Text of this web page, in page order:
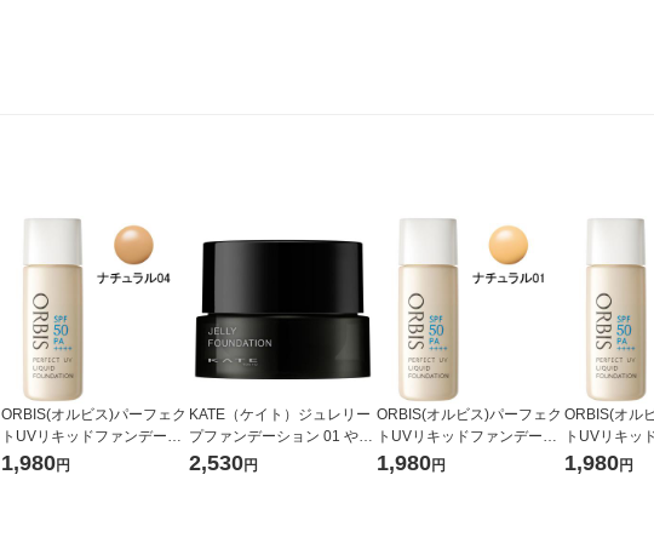
ORBIS(オルビス)パーフェク
トUVリキッドファンデーシ
ョン(パフ無)ナチュラル04 3
0mL SPF50PA++++
1,980円
KATE（ケイト）ジュレリー
プファンデーション 01 やや
明るめ カネボウ 月夜の海月
2,530円
ORBIS(オルビス)パーフェク
トUVリキッドファンデーシ
ョン(パフ無)ナチュラル01 3
0mL SPF50PA++++
1,980円
ORBIS(オル
トUVリキッ
ョン(パフ無)
0mL
1,980円